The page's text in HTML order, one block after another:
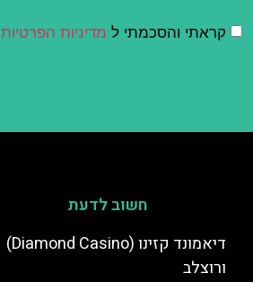
קראתי והסכמתי ל מדיניות הפרטיות
חשוב לדעת
דיאמונד קזינו (Diamond Casino)
ורוצלב